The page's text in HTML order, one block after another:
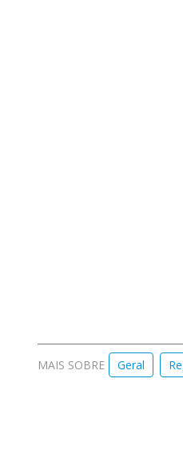
MAIS SOBRE Geral